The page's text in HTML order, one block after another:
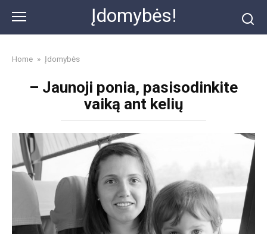
content
Įdomybės!
Home » Įdomybės
– Jaunoji ponia, pasisodinkite
vaiką ant kelių